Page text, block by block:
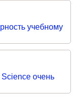
учебному
очень